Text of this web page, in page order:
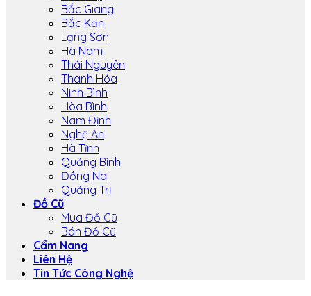
Bắc Giang
Bắc Kạn
Lạng Sơn
Hà Nam
Thái Nguyên
Thanh Hóa
Ninh Bình
Hòa Bình
Nam Định
Nghệ An
Hà Tĩnh
Quảng Bình
Đồng Nai
Quảng Trị
Đồ Cũ
Mua Đồ Cũ
Bán Đồ Cũ
Cẩm Nang
Liên Hệ
Tin Tức Công Nghệ